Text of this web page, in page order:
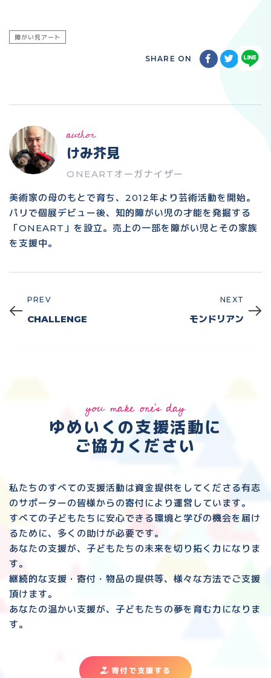
障がい児アート
SHARE ON
author
けみ芥見
ONEARTオーガナイザー
美術家の母のもとで育ち、2012年より芸術活動を開始。
パリで個展デビュー後、知的障がい児の才能を発掘する
「ONEART」を設立。売上の一部を障がい児とその家族
を支援中。
Prev
PREV
CHALLENGE
NEXT
モンドリアン
you make one's day
ゆめいくの支援活動に
ご協力ください
私たちのすべての支援活動は資金提供をしてくださる有志
のサポーターの皆様からの寄付により運営しています。
すべての子どもたちに安心できる環境と 学びの機会を届け
るために、多くの助けが必要です。
あなたの支援が、子どもたちの未来を切り拓く力になりま
す。
継続的な支援・寄付・物品の提供等、様々な方法でご支援
頂けます。
あなたの温かい支援が、子どもたちの夢を育む力になりま
す。
寄付で支援する